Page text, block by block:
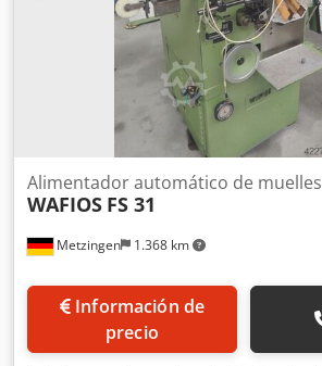
Metzingen 1.368 km
Alimentador automático de muelles
WAFIOS FS 31
Información de
precio